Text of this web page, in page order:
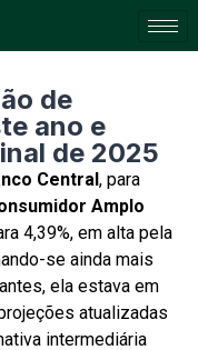
de
ano e
de 2025
Central, para
Amplo
4,39%, em alta pela
se ainda mais
ela estava em
atualizadas
intermediária